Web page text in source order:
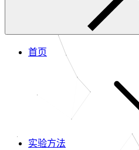
首页
实验方法